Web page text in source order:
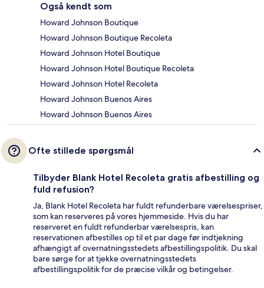
Også kendt som
Howard Johnson Boutique
Howard Johnson Boutique Recoleta
Howard Johnson Hotel Boutique
Howard Johnson Hotel Boutique Recoleta
Howard Johnson Hotel Recoleta
Howard Johnson Buenos Aires
Howard Johnson Buenos Aires
Ofte stillede spørgsmål
Tilbyder Blank Hotel Recoleta gratis afbestilling og
fuld refusion?
Ja, Blank Hotel Recoleta har fuldt refunderbare værelsespriser,
som kan reserveres på vores hjemmeside. Hvis du har
reserveret en fuldt refunderbar værelsespris, kan
reservationen afbestilles op til et par dage før indtjekning
afhængigt af overnatningsstedets afbestillingspolitik. Du skal
bare sørge for at tjekke overnatningsstedets
afbestillingspolitik for de præcise vilkår og betingelser.